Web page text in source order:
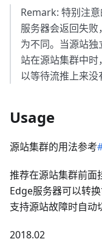
Remark: 特别注
服务器会返回失
为不同。当源站
站在源站集群中
以等待流推上来没
Usage
源站集群的用法参考
推荐在源站集群前面
Edge服务器可以转
支持源站故障时自动
2018.02